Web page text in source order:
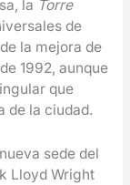
la Torre
de
la mejora de
1992, aunque
que
de la ciudad.
sede del
Lloyd Wright